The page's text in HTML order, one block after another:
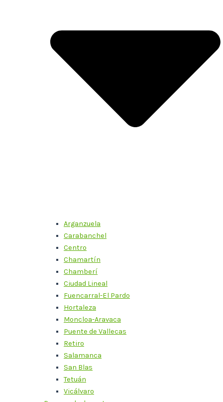
Arganzuela
Carabanchel
Centro
Chamartín
Chamberí
Ciudad Lineal
Fuencarral-El Pardo
Hortaleza
Moncloa-Aravaca
Puente de Vallecas
Retiro
Salamanca
San Blas
Tetuán
Vicálvaro